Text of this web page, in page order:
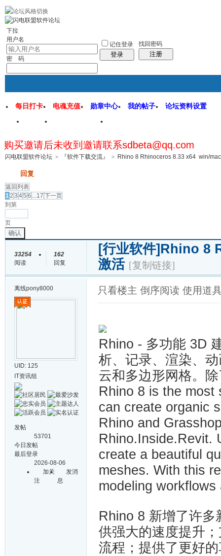
下拉
用户名
密 码
记住登录
登录
找回密码
注册
首页 闪电联盟论坛
每日打卡 电魂充值 勋章中心 我的帖子 论坛资料设置
购买邀请后未收到邀请联系sdbeta@qq.com
闪电联盟软件论坛 > 『软件下载交流』 > Rhino 8 Rhinoceros 8.33 x64 win/
回复
返回列表
12 3 45 6 ...17 下一页
到第
页
确认
33254
阅读
162
回复
[行业软件] Rhino 8
激活 [复制链接]
离线pony8000
UID: 125
IT资讯组
发帖
53701
今日发帖
最后登录
2026-08-06
加关
注
发消
息
只看楼主 倒序阅读 使用道
Rhino - 多功能 3D
析、记录、渲染、
云和多边形网格。
Rhino 8 is the most
can create organic
Rhino and
Rhino.Inside.Revit.
create a beautiful
meshes. With this
modeling
Rhino 8 新增了许
供强大的速度提升
流程；提供了更好